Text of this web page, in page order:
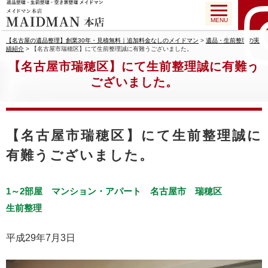
MENU
【名古屋の遺品整理】創業30年・見積無料｜追加料金なしのメイドマン > 遺品・生前整理の実
績紹介 > 【名古屋市瑞穂区】にて生前整理誠に有難うございました。
【名古屋市瑞穂区】にて生前整理誠に有難う
ございました。
【名古屋市瑞穂区】にて生前整理誠に
有難うございました。
1～2部屋 マンション・アパート 名古屋市
瑞穂区
生前整理
平成29年7月3日